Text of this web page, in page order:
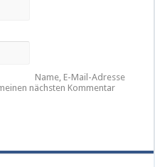
Name, E-Mail-Adresse
nächsten Kommentar